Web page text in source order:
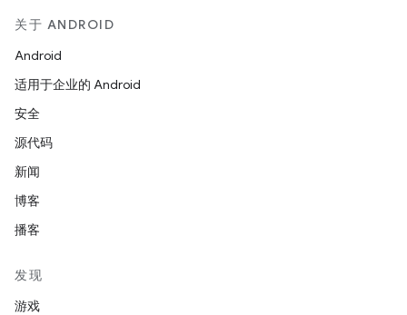
关于 ANDROID
Android
适用于企业的 Android
安全
源代码
新闻
博客
播客
发现
游戏